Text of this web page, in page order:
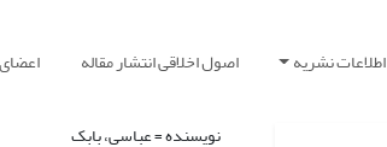
اطلاعات نشریه اصول اخلاقی انتشار مقاله
نویسنده =عباسی، بابک